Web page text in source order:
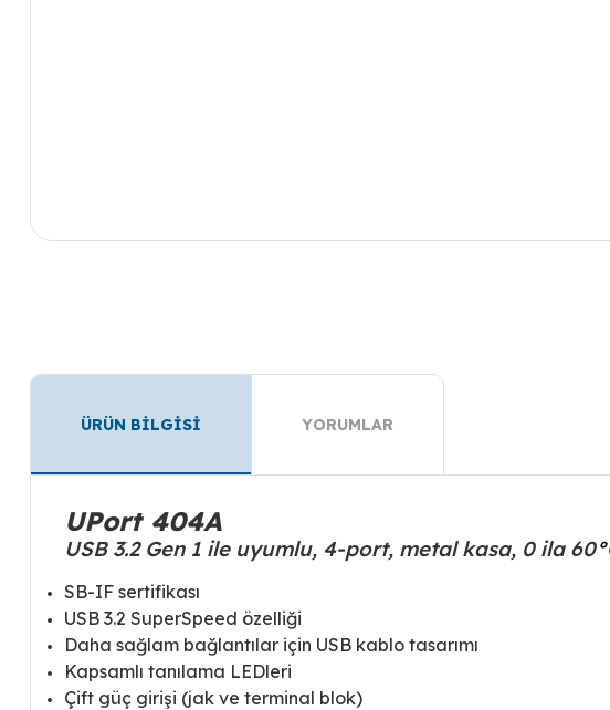
ÜRÜN BİLGİSİ YORUMLAR
UPort 404A
USB 3.2 Gen 1 ile uyumlu, 4-port, metal kasa, 0 ila 60
SB-IF sertifikası
USB 3.2 SuperSpeed özelliği
Daha sağlam bağlantılar için USB kablo tasarımı
Kapsamlı tanılama LEDleri
Çift güç girişi (jak ve terminal blok)